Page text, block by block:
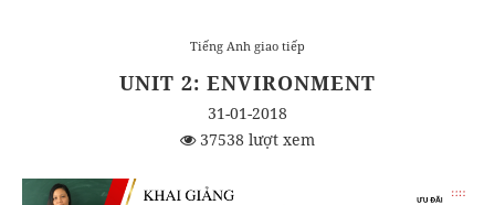
Tiếng Anh giao tiếp
UNIT 2: ENVIRONMENT
31-01-2018
37538 lượt xem